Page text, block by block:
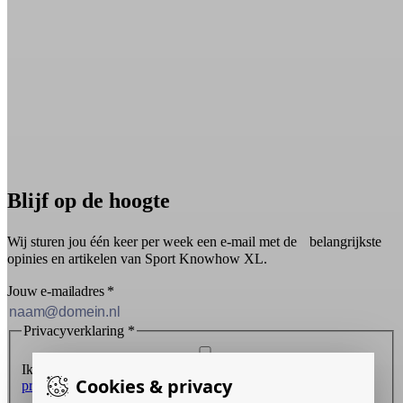
Cookies & privacy
Blijf op de hoogte
Wij sturen jou één keer per week een e-mail met de belangrijkste
opinies en artikelen van Sport Knowhow XL.
Jouw e-mailadres *
Privacyverklaring *
Ik ontvang graag de nieuwsbrief en ga akkoord met de
privacyverklaring.